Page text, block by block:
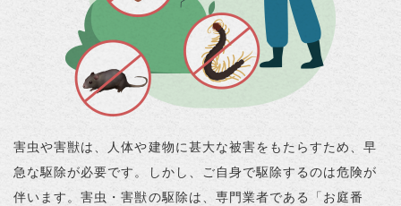
害虫や害獣は、人体や建物に甚大な被害をもたらすため、早
急な駆除が必要です。しかし、ご自身で駆除するのは危険が
伴います。害虫・害獣の駆除は、専門業者である「お庭番